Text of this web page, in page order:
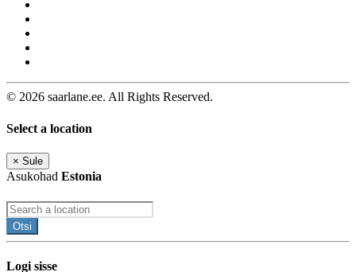
© 2026 saarlane.ee. All Rights Reserved.
Select a location
× Sule
Asukohad Estonia
Otsi
Logi sisse